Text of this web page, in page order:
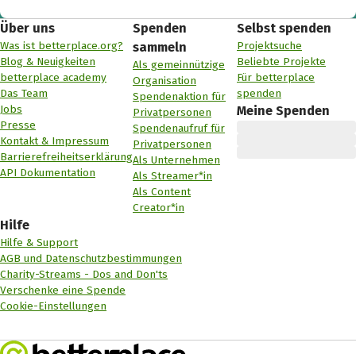
Über uns
Was ist betterplace.org?
Blog & Neuigkeiten
betterplace academy
Das Team
Jobs
Presse
Kontakt & Impressum
Barrierefreiheitserklärung
API Dokumentation
Spenden
sammeln
Als gemeinnützige
Organisation
Spendenaktion für
Privatpersonen
Spendenaufruf für
Privatpersonen
Als Unternehmen
Als Streamer*in
Als Content
Creator*in
Selbst spenden
Projektsuche
Beliebte Projekte
Für betterplace
spenden
Meine Spenden
Hilfe
Hilfe & Support
AGB und Datenschutzbestimmungen
Charity-Streams - Dos and Don'ts
Verschenke eine Spende
Cookie-Einstellungen